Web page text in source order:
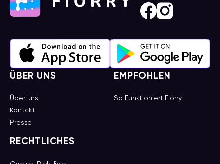
ÜBER UNS
Über uns
Kontakt
Presse
EMPFOHLEN
So Funktioniert Fiorry
RECHTLICHES